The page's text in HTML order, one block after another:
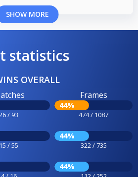
SHOW MORE
statistics
OVERALL
/ 93
Frames
44%
474 / 1087
15 / 55
44%
322 / 735
44%